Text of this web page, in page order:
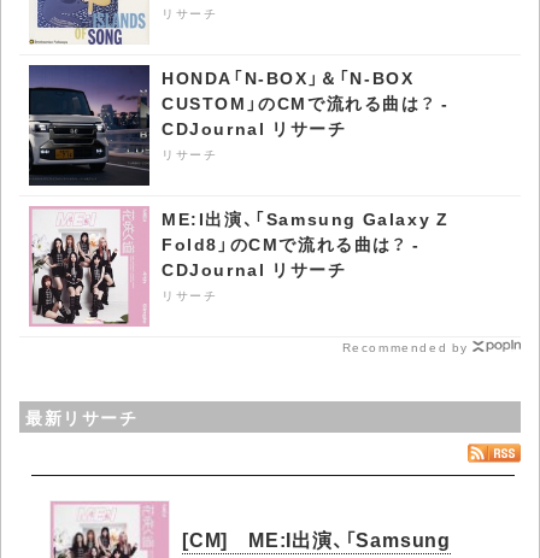
リサーチ
HONDA「N-BOX」＆「N-BOX
CUSTOM」のCMで流れる曲は？ -
CDJournal リサーチ
リサーチ
ME:I出演、「Samsung Galaxy Z
Fold8」のCMで流れる曲は？ -
CDJournal リサーチ
リサーチ
Recommended by
最新リサーチ
[CM] ME:I出演、「Samsung